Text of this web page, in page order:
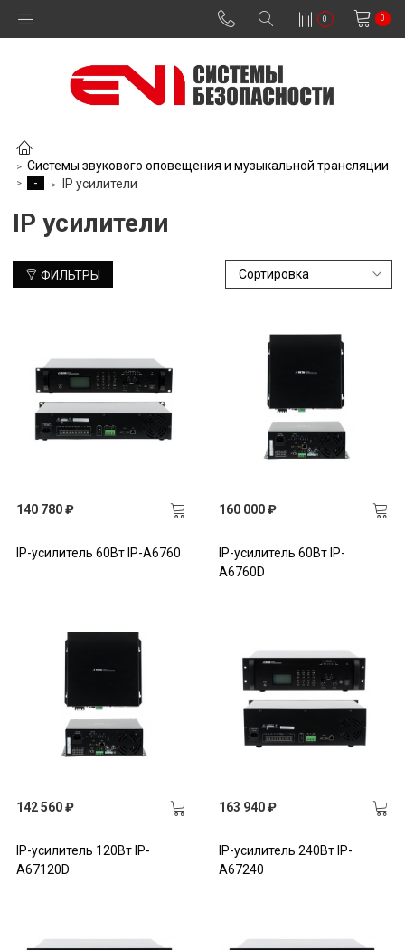
0 0
Системы звукового оповещения и музыкальной трансляции
-
IP усилители
IP усилители
ФИЛЬТРЫ
140 780 ₽
IP-усилитель 60Вт IP-A6760
160 000 ₽
IP-усилитель 60Вт IP-
A6760D
142 560 ₽
IP-усилитель 120Вт IP-
A67120D
163 940 ₽
IP-усилитель 240Вт IP-
A67240